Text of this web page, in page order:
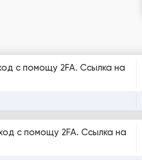
с помощу 2FA. Ссылка на
с помощу 2FA. Ссылка на